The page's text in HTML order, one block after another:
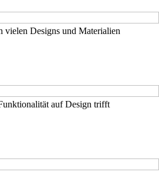
vielen Designs und Materialien
auf Design trifft